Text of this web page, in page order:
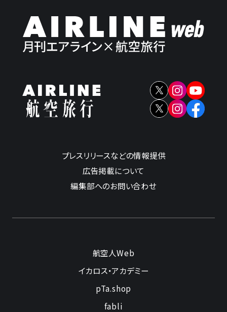
プレスリリースなどの情報提供
広告掲載について
編集部へのお問い合わせ
航空人Web
イカロス・アカデミー
pTa.shop
fabli